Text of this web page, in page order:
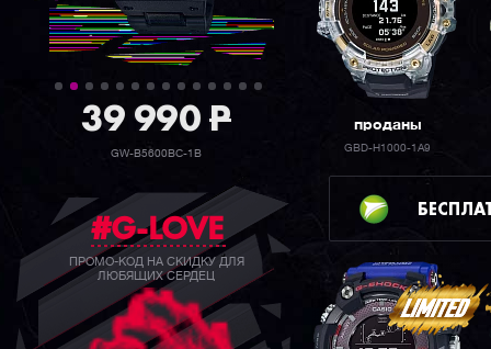
39 990P
GW-B5600BC-1B
#G-LOVE
ПРОМО-КОД НА СКИДКУ ДЛЯ
ЛЮБЯЩИХ СЕРДЕЦ
проданы
GBD-H1000-1A9